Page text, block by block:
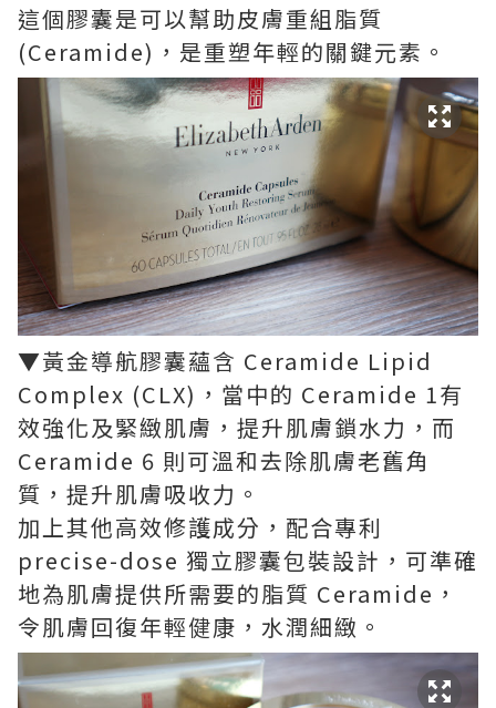
這個膠囊是可以幫助皮膚重組脂質
(Ceramide)，是重塑年輕的關鍵元素。
▼黃金導航膠囊蘊含 Ceramide Lipid
Complex (CLX)，當中的 Ceramide 1有
效強化及緊緻肌膚，提升肌膚鎖水力，而
Ceramide 6 則可溫和去除肌膚老舊角
質，提升肌膚吸收力。
加上其他高效修護成分，配合專利
precise-dose 獨立膠囊包裝設計，可準確
地為肌膚提供所需要的脂質 Ceramide，
令肌膚回復年輕健康，水潤細緻。